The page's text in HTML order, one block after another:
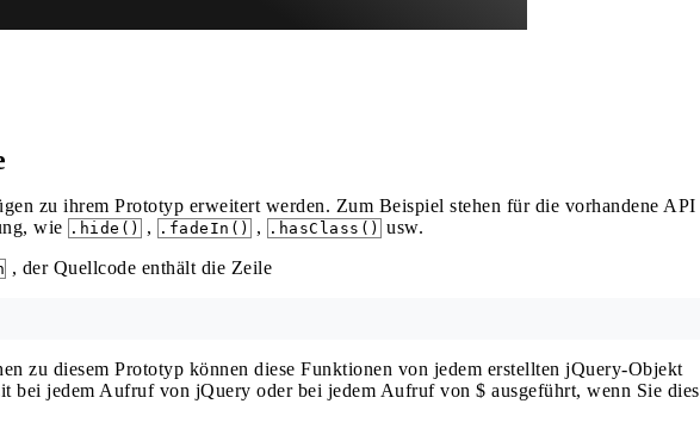
zu ihrem Prototyp erweitert werden. Zum Beispiel stehen für die vorhandene API
wie .hide() , .fadeIn() , .hasClass() usw.
, der Quellcode enthält die Zeile
zu diesem Prototyp können diese Funktionen von jedem erstellten jQuery-Objekt
bei jedem Aufruf von jQuery oder bei jedem Aufruf von $ ausgeführt, wenn Sie dies